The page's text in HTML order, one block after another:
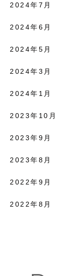
2024年7月
2024年6月
2024年5月
2024年3月
2024年1月
2023年10月
2023年9月
2023年8月
2022年9月
2022年8月